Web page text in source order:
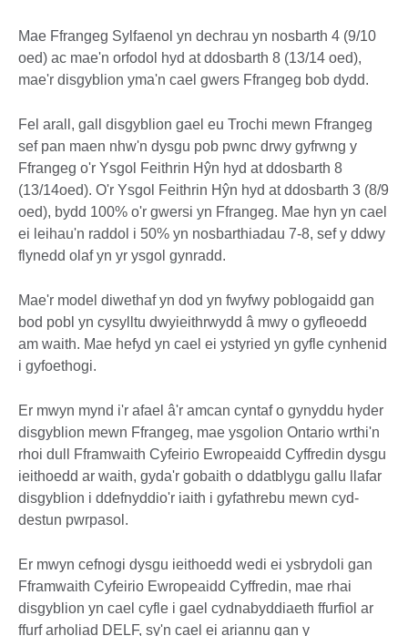
Mae Ffrangeg Sylfaenol yn dechrau yn nosbarth 4 (9/10
oed) ac mae'n orfodol hyd at ddosbarth 8 (13/14 oed),
mae'r disgyblion yma'n cael gwers Ffrangeg bob dydd.
Fel arall, gall disgyblion gael eu Trochi mewn Ffrangeg
sef pan maen nhw'n dysgu pob pwnc drwy gyfrwng y
Ffrangeg o'r Ysgol Feithrin Hŷn hyd at ddosbarth 8
(13/14oed). O'r Ysgol Feithrin Hŷn hyd at ddosbarth 3 (8/9
oed), bydd 100% o'r gwersi yn Ffrangeg. Mae hyn yn cael
ei leihau'n raddol i 50% yn nosbarthiadau 7-8, sef y ddwy
flynedd olaf yn yr ysgol gynradd.
Mae'r model diwethaf yn dod yn fwyfwy poblogaidd gan
bod pobl yn cysylltu dwyieithrwydd â mwy o gyfleoedd
am waith. Mae hefyd yn cael ei ystyried yn gyfle cynhenid
i gyfoethogi.
Er mwyn mynd i'r afael â'r amcan cyntaf o gynyddu hyder
disgyblion mewn Ffrangeg, mae ysgolion Ontario wrthi'n
rhoi dull Fframwaith Cyfeirio Ewropeaidd Cyffredin dysgu
ieithoedd ar waith, gyda'r gobaith o ddatblygu gallu llafar
disgyblion i ddefnyddio'r iaith i gyfathrebu mewn cyd-
destun pwrpasol.
Er mwyn cefnogi dysgu ieithoedd wedi ei ysbrydoli gan
Fframwaith Cyfeirio Ewropeaidd Cyffredin, mae rhai
disgyblion yn cael cyfle i gael cydnabyddiaeth ffurfiol ar
ffurf arholiad DELF, sy'n cael ei ariannu gan y